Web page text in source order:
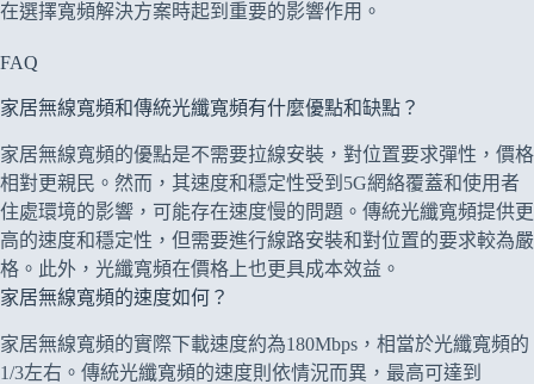
在選擇寬頻解決方案時起到重要的影響作用。
FAQ
家居無線寬頻和傳統光纖寬頻有什麼優點和缺點？
家居無線寬頻的優點是不需要拉線安裝，對位置要求彈性，價格
相對更親民。然而，其速度和穩定性受到5G網絡覆蓋和使用者
住處環境的影響，可能存在速度慢的問題。傳統光纖寬頻提供更
高的速度和穩定性，但需要進行線路安裝和對位置的要求較為嚴
格。此外，光纖寬頻在價格上也更具成本效益。
家居無線寬頻的速度如何？
家居無線寬頻的實際下載速度約為180Mbps，相當於光纖寬頻的
1/3左右。傳統光纖寬頻的速度則依情況而異，最高可達到